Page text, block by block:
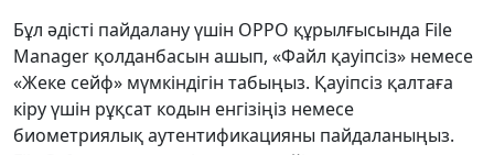
Бұл әдісті пайдалану үшін OPPO құрылғысында File
Manager қолданбасын ашып, «Файл қауіпсіз» немесе
«Жеке сейф» мүмкіндігін табыңыз. Қауіпсіз қалтаға
кіру үшін рұқсат кодын енгізіңіз немесе
биометриялық аутентификацияны пайдаланыңыз.